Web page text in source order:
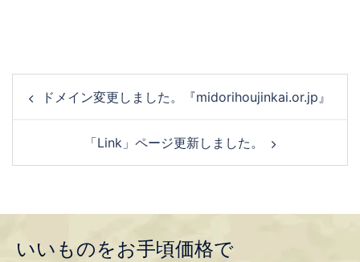
ドメイン変更しました。『midorihoujinkai.or.jp』
「Link」ページ更新しました。
いいものをお手頃価格で